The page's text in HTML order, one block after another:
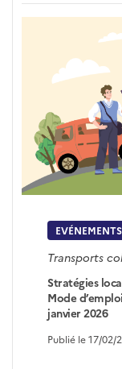
EVÉNEMENTS
Transports
Stratégies
Mode
janvier 2026
Publié le 17/02/